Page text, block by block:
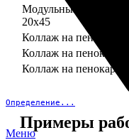
Определение...
Меню
Модульный
20х45
Коллаж на
Коллаж на
Коллаж на
Примеры